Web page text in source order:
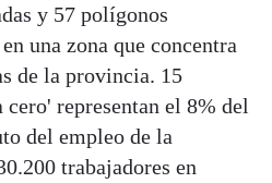
y 57 polígonos
una zona que concentra
de la provincia. 15
representan el 8% del
del empleo de la
trabajadores en